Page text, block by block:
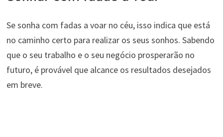
Se sonha com fadas a voar no céu, isso indica que está
no caminho certo para realizar os seus sonhos. Sabendo
que o seu trabalho e o seu negócio prosperarão no
futuro, é provável que alcance os resultados desejados
em breve.